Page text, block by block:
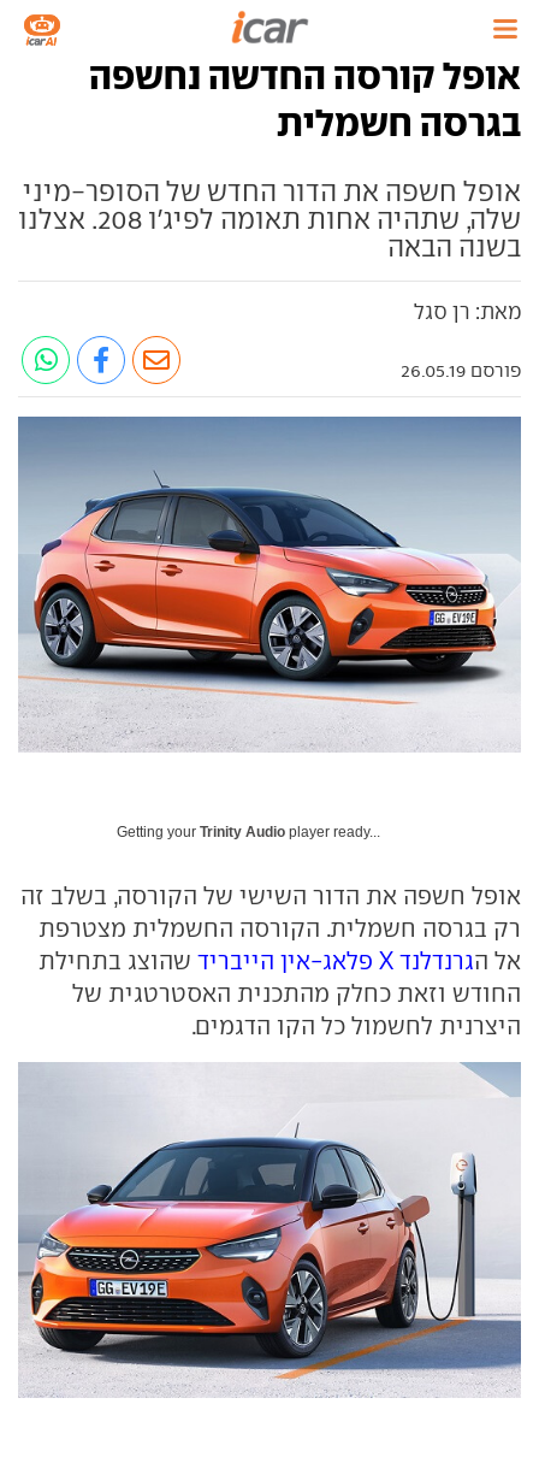
אופל קורסה החדשה נחשפה
בגרסה חשמלית
אופל חשפה את הדור החדש של הסופר-מיני
שלה, שתהיה אחות תאומה לפיג'ו 208. אצלנו
בשנה הבאה
מאת: רן סגל
פורסם 26.05.19
Getting your Trinity Audio player ready...
אופל חשפה את הדור השישי של הקורסה, בשלב זה
רק בגרסה חשמלית. הקורסה החשמלית מצטרפת
אל הגרנדלנד X פלאג-אין הייבריד
שהוצג בתחילת
החודש וזאת כחלק מהתכנית האסטרטגית של
היצרנית לחשמול כל הקו הדגמים.